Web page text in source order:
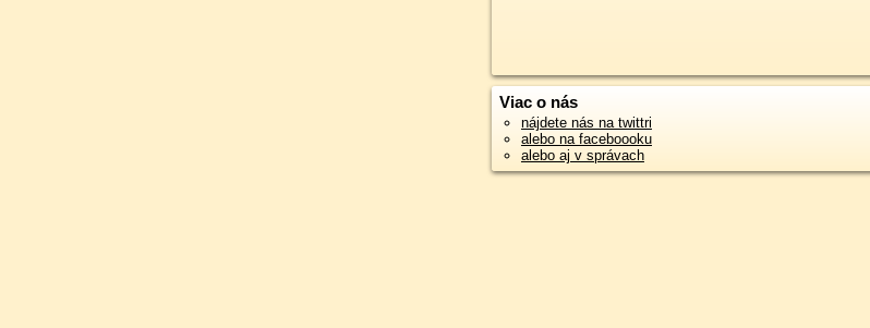
Viac o nás
nájdete nás na twittri
alebo na faceboooku
alebo aj v správach